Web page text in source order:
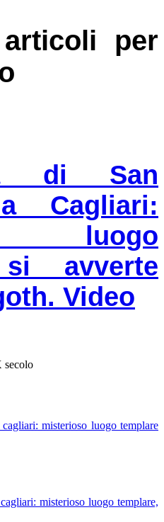
per
di San
Cagliari:
luogo
avverte
Video
secolo
misterioso luogo templare
misterioso luogo templare,